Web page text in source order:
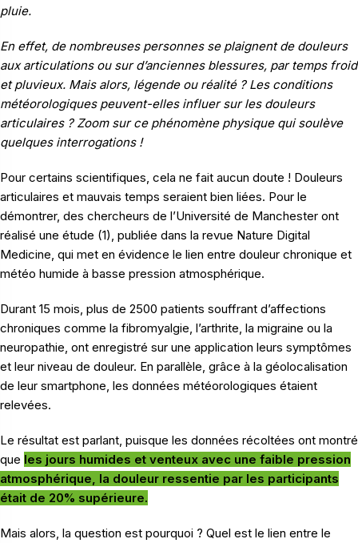
pluie.
En effet, de nombreuses personnes se plaignent de douleurs
aux articulations ou sur d’anciennes blessures, par temps froid
et pluvieux. Mais alors, légende ou réalité ? Les conditions
météorologiques peuvent-elles influer sur les douleurs
articulaires ? Zoom sur ce phénomène physique qui soulève
quelques interrogations !
Pour certains scientifiques, cela ne fait aucun doute ! Douleurs
articulaires et mauvais temps seraient bien liées. Pour le
démontrer, des chercheurs de l’Université de Manchester ont
réalisé une étude (1), publiée dans la revue Nature Digital
Medicine, qui met en évidence le lien entre douleur chronique et
météo humide à basse pression atmosphérique.
Durant 15 mois, plus de 2500 patients souffrant d’affections
chroniques comme la fibromyalgie, l’arthrite, la migraine ou la
neuropathie, ont enregistré sur une application leurs symptômes
et leur niveau de douleur. En parallèle, grâce à la géolocalisation
de leur smartphone, les données météorologiques étaient
relevées.
Le résultat est parlant, puisque les données récoltées ont montré
que les jours humides et venteux avec une faible pression
atmosphérique, la douleur ressentie par les participants
était de 20% supérieure.
Mais alors, la question est pourquoi ? Quel est le lien entre le